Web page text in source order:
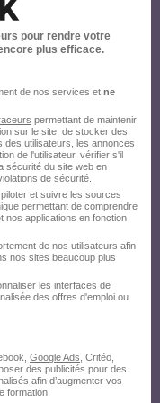
pour rendre votre
plus efficace.
de nos services et ne
permettant de maintenir
sur le site, de stocker des
des utilisateurs, les annonces
de l'utilisateur, vérifier s'il
sécurité du site web en
de sécurité.
et suivre les sources
permettant de comprendre
nos applications en fonction
de nos utilisateurs afin
nos sites beaucoup plus
les interfaces de
des offres d'emploi ou
Google Ads , Critéo,
des publicités pour des
afin d’augmenter vos
formation.